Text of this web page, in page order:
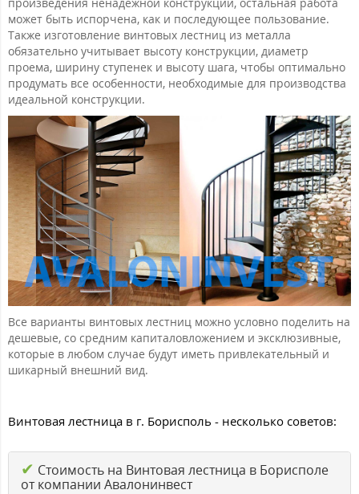
может быть испорчена, как и последующее пользование.
Также изготовление винтовых лестниц из металла
обязательно учитывает высоту конструкции, диаметр
проема, ширину ступенек и высоту шага, чтобы оптимально
продумать все особенности, необходимые для производства
идеальной конструкции.
Все варианты винтовых лестниц можно условно поделить на
дешевые, со средним капиталовложением и эксклюзивные,
которые в любом случае будут иметь привлекательный и
шикарный внешний вид.
Винтовая лестница в г. Борисполь - несколько советов:
✔ Стоимость на Винтовая лестница в Борисполе
от компании Авалонинвест